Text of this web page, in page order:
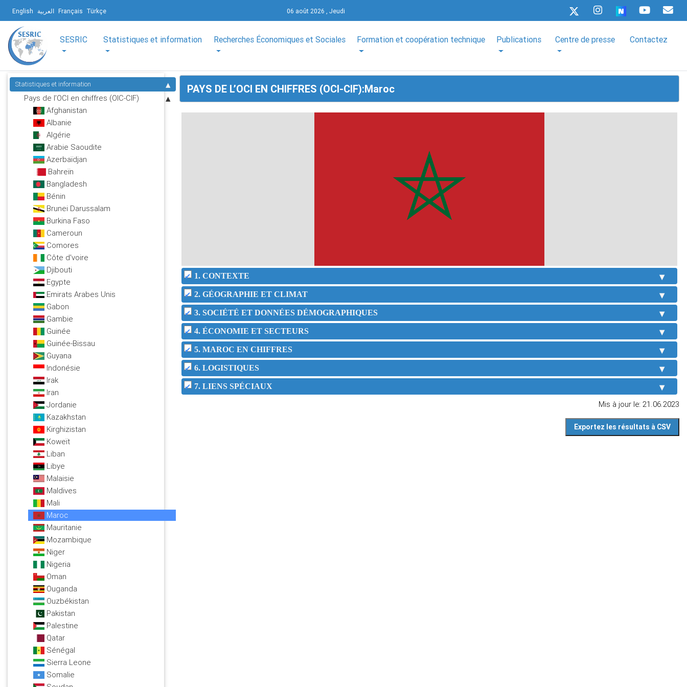
English العربية Français Türkçe 06 août 2026 , Jeudi
SESRIC Statistiques et information Recherches Économiques et Sociales Formation et coopération technique Publications Centre de presse Contactez
Statistiques et information
Pays de l’OCI en chiffres (OIC-CIF)
Afghanistan
Albanie
Algérie
Arabie Saoudite
Azerbaïdjan
Bahreïn
Bangladesh
Bénin
Brunei Darussalam
Burkina Faso
Cameroun
Comores
Côte d'voire
Djibouti
Egypte
Emirats Arabes Unis
Gabon
Gambie
Guinée
Guinée-Bissau
Guyana
Indonésie
Irak
Iran
Jordanie
Kazakhstan
Kirghizistan
Koweït
Liban
Libye
Malaisie
Maldives
Mali
Maroc
Mauritanie
Mozambique
Niger
Nigeria
Oman
Ouganda
Ouzbékistan
Pakistan
Palestine
Qatar
Sénégal
Sierra Leone
Somalie
PAYS DE L’OCI EN CHIFFRES (OCI-CIF):Maroc
1. CONTEXTE
2. GÉOGRAPHIE ET CLIMAT
3. SOCIÉTÉ ET DONNÉES DÉMOGRAPHIQUES
4. ÉCONOMIE ET SECTEURS
5. MAROC EN CHIFFRES
6. LOGISTIQUES
7. LIENS SPÉCIAUX
Mis à jour le: 21.06.2023